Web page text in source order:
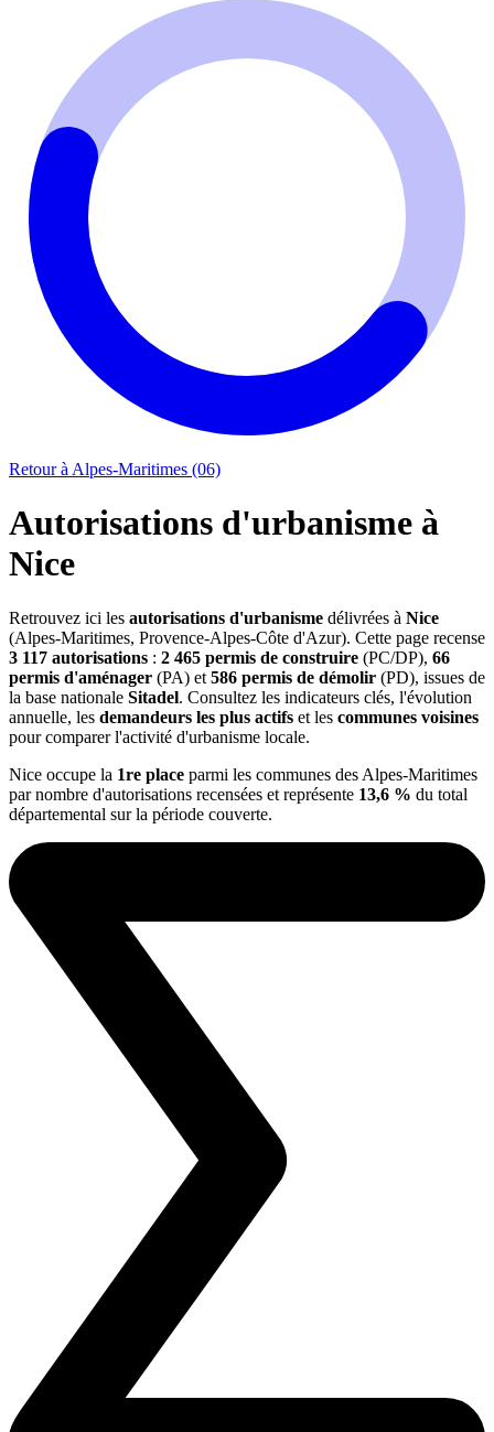
Retour à Alpes-Maritimes (06)
Autorisations d'urbanisme à
Nice
Retrouvez ici les autorisations d'urbanisme délivrées à Nice
(Alpes-Maritimes, Provence-Alpes-Côte d'Azur). Cette page recense
3 117 autorisations : 2 465 permis de construire (PC/DP), 66
permis d'aménager (PA) et 586 permis de démolir (PD), issues de
la base nationale Sitadel. Consultez les indicateurs clés, l'évolution
annuelle, les demandeurs les plus actifs et les communes voisines
pour comparer l'activité d'urbanisme locale.
Nice occupe la 1re place parmi les communes des Alpes-Maritimes
par nombre d'autorisations recensées et représente 13,6 % du total
départemental sur la période couverte.